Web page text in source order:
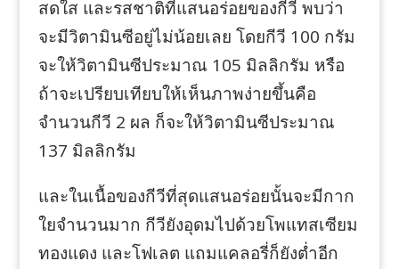
สดใส และรสชาติที่แสนอร่อยของกีวี พบว่า
จะมีวิตามินซีอยู่ไม่น้อยเลย โดยกีวี 100 กรัม
จะให้วิตามินซีประมาณ 105 มิลลิกรัม หรือ
ถ้าจะเปรียบเทียบให้เห็นภาพง่ายขึ้นคือ
จำนวนกีวี 2 ผล ก็จะให้วิตามินซีประมาณ
137 มิลลิกรัม
และในเนื้อของกีวีที่สุดแสนอร่อยนั้นจะมีกาก
ใยจำนวนมาก กีวียังอุดมไปด้วยโพแทสเซียม
ทองแดง และโฟเลต แถมแคลอรี่ก็ยังต่ำอีก